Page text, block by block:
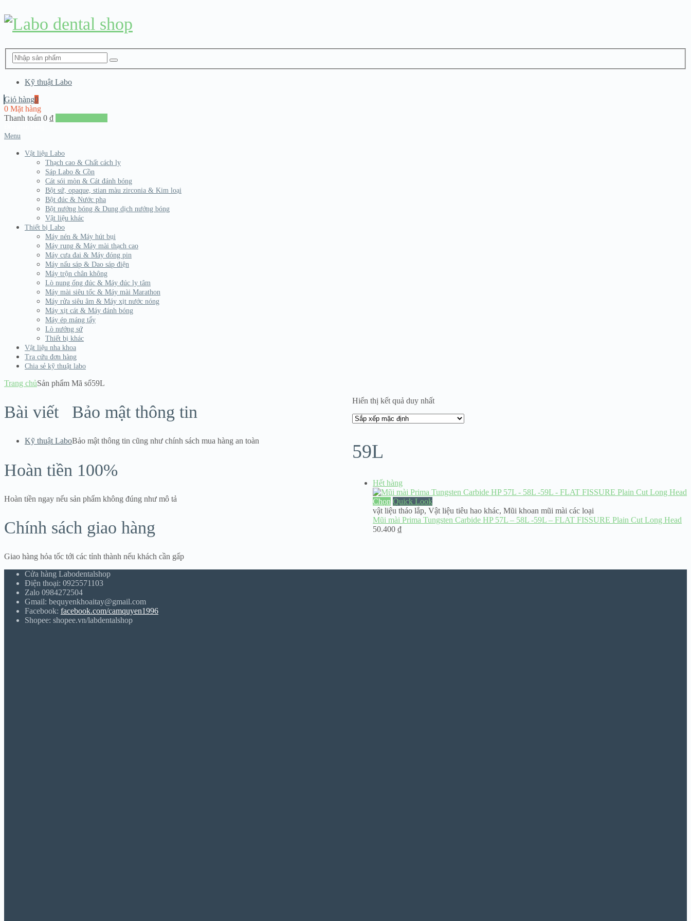
Kỹ thuật Labo
Giỏ hàng0
0 Mặt hàng
Thanh toán 0 ₫
Menu
Vật liệu Labo
Thạch cao & Chất cách ly
Sáp Labo & Cồn
Cát sói mòn & Cát đánh bóng
Bột sứ, opaque, stian màu zirconia & Kim loại
Bột đúc & Nước pha
Bột nướng bóng & Dung dịch nướng bóng
Vật liệu khác
Thiết bị Labo
Máy nén & Máy hút bụi
Máy rung & Máy mài thạch cao
Máy cưa đai & Máy đóng pin
Máy nấu sáp & Dao sáp điện
Máy trộn chân không
Lò nung ống đúc & Máy đúc ly tâm
Máy mài siêu tốc & Máy mài Marathon
Máy rửa siêu âm & Máy xịt nước nóng
Máy xịt cát & Máy đánh bóng
Máy ép máng tẩy
Lò nướng sứ
Thiết bị khác
Vật liệu nha khoa
Tra cứu đơn hàng
Chia sẻ kỹ thuật labo
Trang chủSản phẩm Mã số59L
Hiển thị kết quả duy nhất
59L
Hết hàng
Chọn Quick Look
vật liệu tháo lắp, Vật liệu tiêu hao khác, Mũi khoan mũi mài các loại
Mũi mài Prima Tungsten Carbide HP 57L – 58L -59L – FLAT FISSURE Plain Cut Long Head
50.400 ₫
Bài viết
Kỹ thuật Labo
Bảo mật thông tin
Bảo mật thông tin cũng như chính sách mua hàng an toàn
Hoàn tiền 100%
Hoàn tiền ngay nếu sản phẩm không đúng như mô tả
Chính sách giao hàng
Giao hàng hỏa tốc tới các tỉnh thành nếu khách cần gấp
Cửa hàng Labodentalshop
Điện thoại: 0925571103
Zalo 0984272504
Gmail: bequyenkhoaitay@gmail.com
Facebook: facebook.com/camquyen1996
Shopee: shopee.vn/labdentalshop